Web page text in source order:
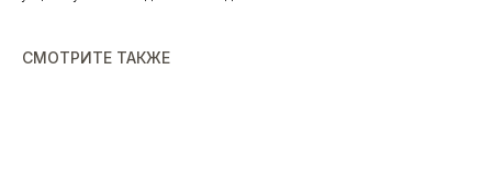
СМОТРИТЕ ТАКЖЕ